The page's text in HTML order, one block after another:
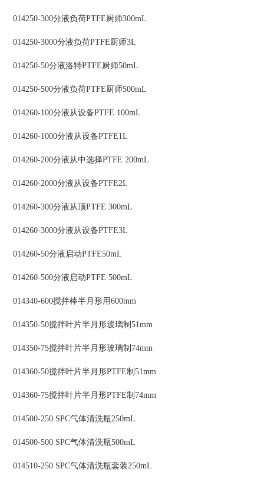
014250-300分液负荷PTFE厨师300mL
014250-3000分液负荷PTFE厨师3L
014250-50分液洛特PTFE厨师50mL
014250-500分液负荷PTFE厨师500mL
014260-100分液从设备PTFE 100mL
014260-1000分液从设备PTFE1L
014260-200分液从中选择PTFE 200mL
014260-2000分液从设备PTFE2L
014260-300分液从顶PTFE 300mL
014260-3000分液从设备PTFE3L
014260-50分液启动PTFE50mL
014260-500分液启动PTFE 500mL
014340-600搅拌棒半月形用600mm
014350-50搅拌叶片半月形玻璃制51mm
014350-75搅拌叶片半月形玻璃制74mm
014360-50搅拌叶片半月形PTFE制51mm
014360-75搅拌叶片半月形PTFE制74mm
014500-250 SPC气体清洗瓶250mL
014500-500 SPC气体清洗瓶500mL
014510-250 SPC气体清洗瓶套装250mL